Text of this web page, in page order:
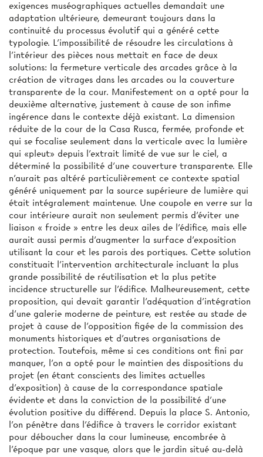
exigences muséographiques actuelles demandait une
adaptation ultérieure, demeurant toujours dans la
continuité du processus évolutif qui a généré cette
typologie. L'impossibilité de résoudre les circulations à
l'intérieur des pièces nous mettait en face de deux
solutions: la fermeture verticale des arcades grâce à la
création de vitrages dans les arcades ou la couverture
transparente de la cour. Manifestement on a opté pour la
deuxième alternative, justement à cause de son infime
ingérence dans le contexte déjà existant. La dimension
réduite de la cour de la Casa Rusca, fermée, profonde et
qui se focalise seulement dans la verticale avec la lumière
qui «pleut» depuis l'extrait limité de vue sur le ciel, a
déterminé la possibilité d'une couverture transparente. Elle
n'aurait pas altéré particulièrement ce contexte spatial
généré uniquement par la source supérieure de lumière qui
était intégralement maintenue. Une coupole en verre sur la
cour intérieure aurait non seulement permis d'éviter une
liaison « froide » entre les deux ailes de l'édifice, mais elle
aurait aussi permis d'augmenter la surface d'exposition
utilisant la cour et les parois des portiques. Cette solution
constituait l'intervention architecturale incluant la plus
grande possibilité de réutilisation et la plus petite
incidence structurelle sur l'édifice. Malheureusement, cette
proposition, qui devait garantir l'adéquation d'intégration
d'une galerie moderne de peinture, est restée au stade de
projet à cause de l'opposition figée de la commission des
monuments historiques et d'autres organisations de
protection. Toutefois, même si ces conditions ont fini par
manquer, l'on a opté pour le maintien des dispositions du
projet (en étant conscients des limites actuelles
d'exposition) à cause de la correspondance spatiale
évidente et dans la conviction de la possibilité d'une
évolution positive du différend. Depuis la place S. Antonio,
l'on pénètre dans l'édifice à travers le corridor existant
pour déboucher dans la cour lumineuse, encombrée à
l'époque par une vasque, alors que le jardin situé au-delà